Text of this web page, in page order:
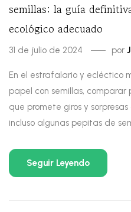
semillas: la guía
ecológico adecuado
31 de julio de 2024 por
En el estrafalario y ecléctico
papel con semillas, comparar
que promete giros y
incluso algunas pepitas de
Seguir Leyendo